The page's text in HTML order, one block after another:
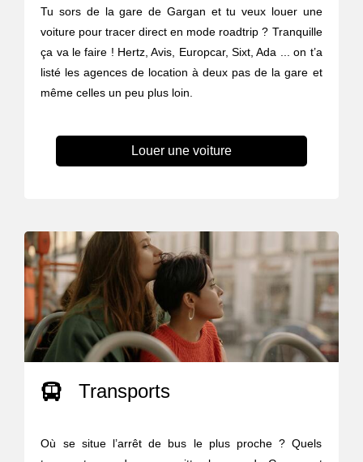
Tu sors de la gare de Gargan et tu veux louer une
voiture pour tracer direct en mode roadtrip ? Tranquille
ça va le faire ! Hertz, Avis, Europcar, Sixt, Ada ... on t’a
listé les agences de location à deux pas de la gare et
même celles un peu plus loin.
Louer une voiture
Transports
Où se situe l’arrêt de bus le plus proche ? Quels